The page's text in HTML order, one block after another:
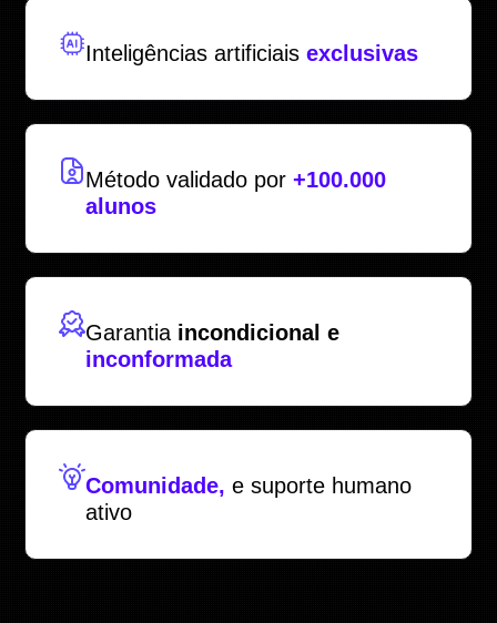
Inteligências artificiaisexclusivas
Método validado por+100.000
alunos
Garantia incondicional e
inconformada
Comunidade, e suporte humano
ativo